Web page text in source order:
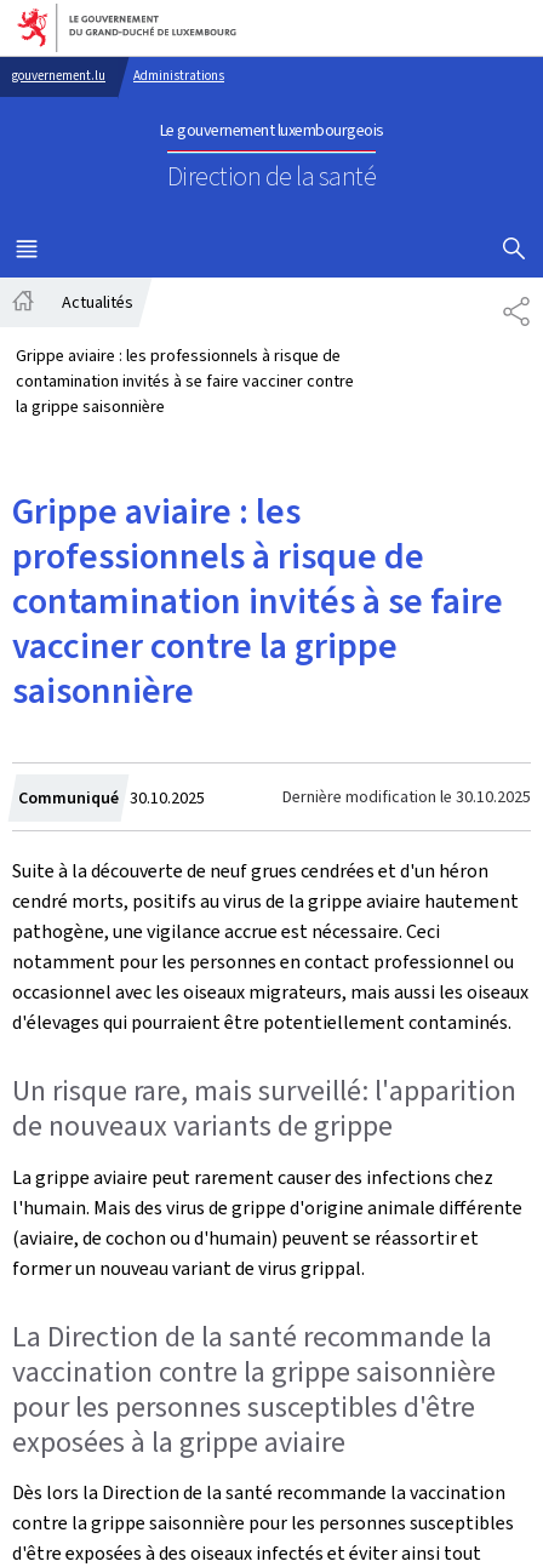
Aller au menu principal
Aller au contenu
gouvernement.lu Administrations
Le gouvernement luxembourgeois
Direction de la santé
MENU
PRINCIPAL
Actualités
Grippe aviaire : les professionnels à risque de
contamination invités à se faire vacciner contre
la grippe saisonnière
Grippe aviaire : les
professionnels à risque de
contamination invités à se faire
vacciner contre la grippe
saisonnière
Communiqué Crée
le
30.10.2025 Dernière modification le 30.10.2025
Suite à la découverte de neuf grues cendrées et d'un héron
cendré morts, positifs au virus de la grippe aviaire hautement
pathogène, une vigilance accrue est nécessaire. Ceci
notamment pour les personnes en contact professionnel ou
occasionnel avec les oiseaux migrateurs, mais aussi les oiseaux
d'élevages qui pourraient être potentiellement contaminés.
Un risque rare, mais surveillé: l'apparition
de nouveaux variants de grippe
La grippe aviaire peut rarement causer des infections chez
l'humain. Mais des virus de grippe d'origine animale différente
(aviaire, de cochon ou d'humain) peuvent se réassortir et
former un nouveau variant de virus grippal.
La Direction de la santé recommande la
vaccination contre la grippe saisonnière
pour les personnes susceptibles d'être
exposées à la grippe aviaire
Dès lors la Direction de la santé recommande la vaccination
contre la grippe saisonnière pour les personnes susceptibles
d'être exposées à des oiseaux infectés et éviter ainsi tout